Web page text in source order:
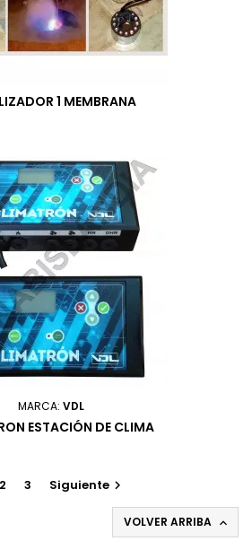
1 MEMBRANA
MARCA: VDL
ESTACIÓN DE CLIMA
2 3 Siguiente 
VOLVER ARRIBA 